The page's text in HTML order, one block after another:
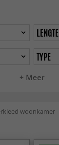
+ Meer
LENGTE
TYPE
woonkamer